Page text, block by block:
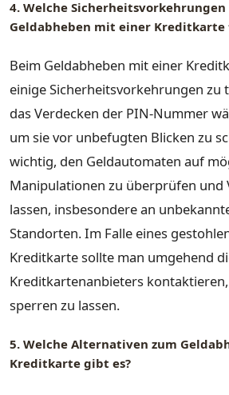
4. Welche
Geldabheben mit einer Kreditkarte
Beim Geldabheben mit einer
einige Sicherheitsvorkehrungen zu
das Verdecken der PIN-Nummer
um sie vor unbefugten Blicken zu
wichtig, den Geldautomaten auf
Manipulationen zu überprüfen und
lassen, insbesondere an
Standorten. Im Falle eines
Kreditkarte sollte man umgehend
Kreditkartenanbieters
sperren zu lassen.
5. Welche Alternativen zum
Kreditkarte gibt es?